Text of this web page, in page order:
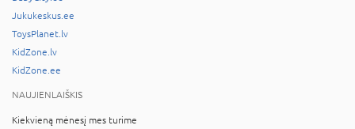
Jukukeskus.ee
ToysPlanet.lv
KidZone.lv
KidZone.ee
NAUJIENLAIŠKIS
Kiekvieną mėnesį mes turime